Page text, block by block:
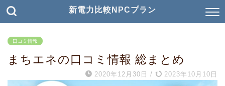
新電力比較NPCプラン
口コミ情報
まちエネの口コミ情報 総まとめ
2020年12月30日 / 2023年10月10日